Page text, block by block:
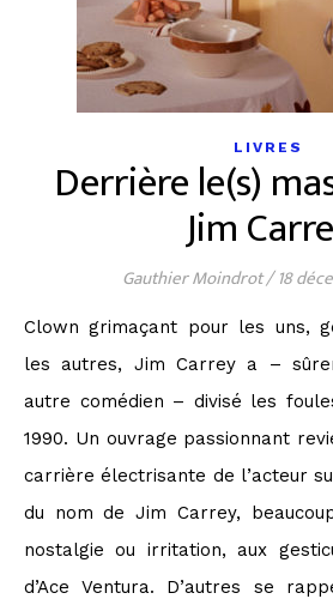
LIVRES
Derrière le(s)
Jim
Gauthier Moindrot/ 18
Clown grimaçant pour les uns, génie incompris pour
les autres, Jim Carrey a –
autre comédien – divisé les
1990. Un ouvrage passionnant
carrière électrisante de l’acteur
du nom de Jim Carrey,
nostalgie ou irritation, aux
d’Ace Ventura. D’autres se